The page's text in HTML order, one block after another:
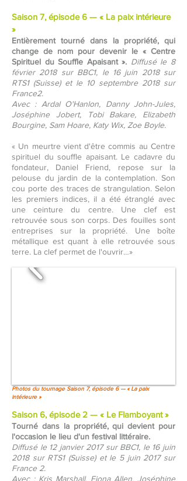
Saison 7, épisode 6 — « La paix intérieure
»
Entièrement tourné dans la propriété, qui
change de nom pour devenir le « Centre
Spirituel du Souffle Apaisant ». Diffusé le 8
février 2018 sur BBC1, le 16 juin 2018 sur
RTS1 (Suisse) et le 10 septembre 2018 sur
France2.
Avec : Ardal O'Hanlon, Danny John-Jules,
Joséphine Jobert, Tobi Bakare, Elizabeth
Bourgine, Sam Hoare, Katy Wix, Zoe Boyle.
« Un meurtre vient d'être commis au Centre
spirituel du souffle apaisant. Le cadavre du
fondateur, Daniel Friend, repose sur la
pelouse du jardin de la contemplation. Son
cou porte des traces de strangulation. Selon
les premiers indices, il a été étranglé avec
une ceinture du centre. Une clef est
retrouvée sous son corps. Des fouilles sont
entreprises sur la propriété. Une boîte
métallique est quant à elle retrouvée sous
terre. La clef permet de l'ouvrir…»
Photos du tournage Saison 7, épisode 6 — « La paix
intérieure »
Saison 6, épisode 2 — « Le Flamboyant »
Tourné dans la propriété, qui devient pour
l'occasion le lieu d'un festival littéraire.
Diffusé le 12 janvier 2017 sur BBC1, le 16 juin
2018 sur RTS1 (Suisse) et le 5 juin 2017 sur
France 2.
Avec : Kris Marshall, Fiona Allen, Joséphine